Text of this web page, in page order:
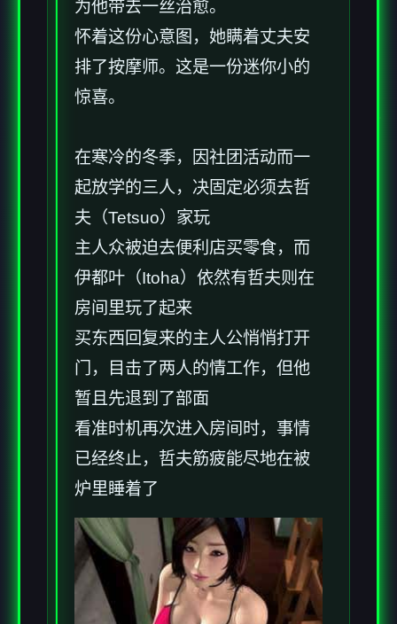
为他带去一丝治愈。
怀着这份心意图，她瞒着丈夫安
排了按摩师。这是一份迷你小的
惊喜。
在寒冷的冬季，因社团活动而一
起放学的三人，决固定必须去哲
夫（Tetsuo）家玩
主人众被迫去便利店买零食，而
伊都叶（Itoha）依然有哲夫则在
房间里玩了起来
买东西回复来的主人公悄悄打开
门，目击了两人的情工作，但他
暂且先退到了部面
看准时机再次进入房间时，事情
已经终止，哲夫筋疲能尽地在被
炉里睡着了